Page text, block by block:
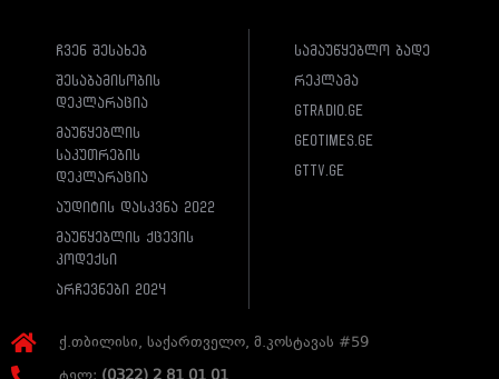
ჩვენ შესახებ
შესაბამისობის
დეკლარაცია
მაუწყებლის
საკუთრების
დეკლარაცია
აუდიტის დასკვნა 2022
მაუწყებლის ქცევის
კოდექსი
არჩევნები 2024
სამაუწყებლო ბადე
რეკლამა
gtradio.ge
geotimes.ge
gttv.ge
ქ.თბილისი, საქართველო, მ.კოსტავას #59